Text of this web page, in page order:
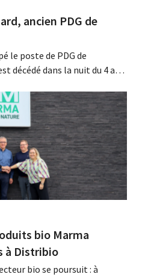
ancien PDG de
le poste de PDG de
décédé dans la nuit du 4 au 5
avec Promodès et
marché belge.
bio Marma
à Distribio
bio se poursuit : à